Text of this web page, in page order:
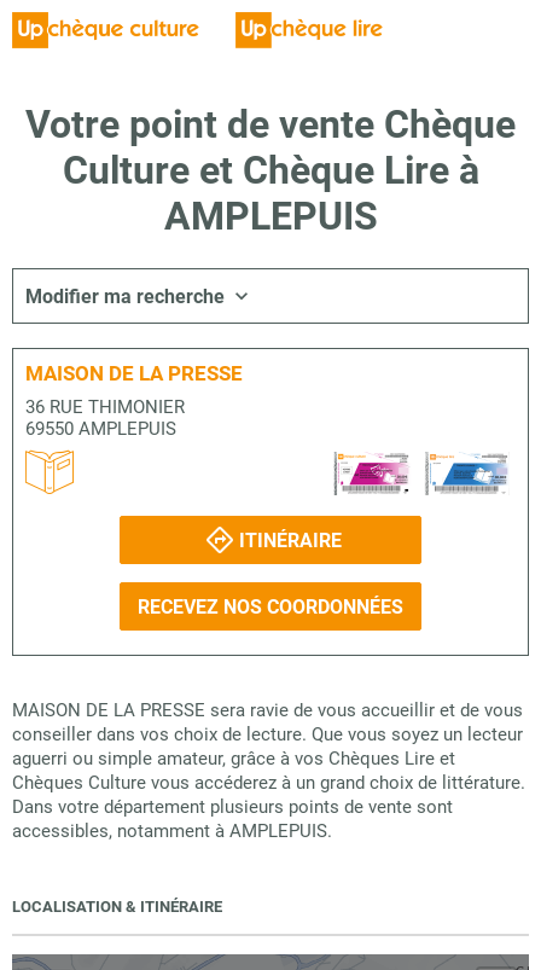
Votre point de vente Chèque
Culture et Chèque Lire à
AMPLEPUIS
Modifier ma recherche
MAISON DE LA PRESSE
36 RUE THIMONIER
69550 AMPLEPUIS
ITINÉRAIRE
RECEVEZ NOS COORDONNÉES
MAISON DE LA PRESSE sera ravie de vous accueillir et de vous
conseiller dans vos choix de lecture. Que vous soyez un lecteur
aguerri ou simple amateur, grâce à vos Chèques Lire et
Chèques Culture vous accéderez à un grand choix de littérature.
Dans votre département plusieurs points de vente sont
accessibles, notamment à AMPLEPUIS.
LOCALISATION & ITINÉRAIRE